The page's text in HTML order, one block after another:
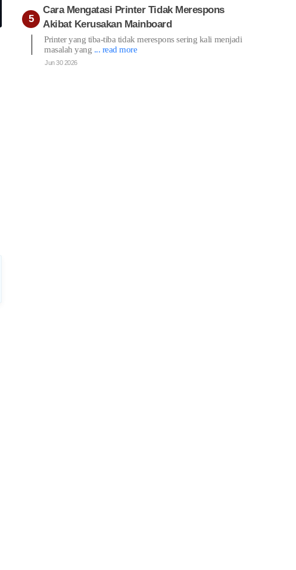
Cara Mengatasi Printer Tidak Merespons
Akibat Kerusakan Mainboard
Printer yang tiba-tiba tidak merespons sering kali menjadi
masalah yang ... read more
Jun 30 2026